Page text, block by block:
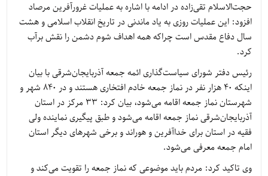
حجت‌الاسلام تقی‌زاده در ادامه با اشاره به عملیات غرورآفرین مرصاد
افزود: این عملیات روزی به یاد ماندنی در تاریخ انقلاب اسلامی و هشت
سال دفاع مقدس است چراکه همه اهداف شوم دشمن را نقش برآب
کرد.
رئیس دفتر شورای سیاست‌گذاری ائمه جمعه آذربایجان‌شرقی با بیان
اینکه ۴۰ هزار نفر در نماز جمعه خادم افتخاری هستند و در ۸۴۰ شهر و
شهرستان نماز جمعه اقامه می‌شود، بیان کرد: ۳۳ ‌مرکز در استان
آذربایجان‌شرقی نماز جمعه اقامه می‌شود و طبق پیگیری نماینده ولی
فقیه در استان برای خداآفرین و هوراند و برخی شهرهای دیگر استان
امام جمعه معرفی می‌شود.
وی تاکید کرد: مردم باید موضوعی که نماز جمعه را تقویت می‌کند و